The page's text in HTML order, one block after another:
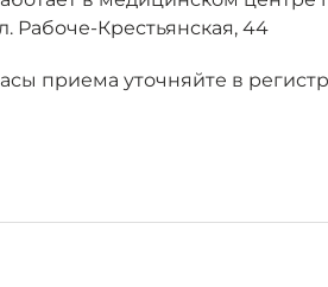
Рабоче-Крестьянская, 44
приема уточняйте в